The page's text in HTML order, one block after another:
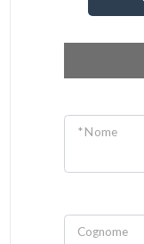
* Nome
Cognome